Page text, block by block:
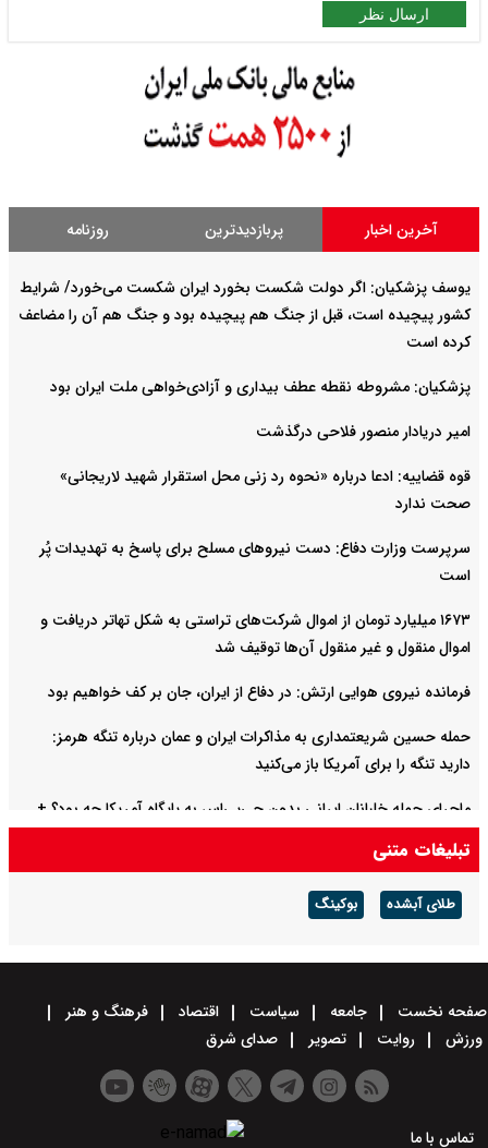
ارسال نظر
آخرین اخبار پربازدیدترین روزنامه
یوسف پزشکیان: اگر دولت شکست بخورد ایران شکست می‌خورد/ شرایط
کشور پیچیده است، قبل از جنگ هم پیچیده بود و جنگ هم آن را مضاعف‌
کرده است
پزشکیان: مشروطه نقطه عطف بیداری و آزادی‌خواهی ملت ایران بود
امیر دریادار منصور فلاحی درگذشت
قوه قضاییه: ادعا درباره «نحوه رد زنی محل استقرار شهید لاریجانی»
صحت ندارد
سرپرست وزارت دفاع: دست نیروهای مسلح برای پاسخ به تهدیدات پُر
است
۱۶۷۳ میلیارد تومان از اموال شرکت‌های تراستی به شکل تهاتر دریافت و
اموال منقول و غیر منقول آن‌ها توقیف شد
فرمانده نیروی هوایی ارتش: در دفاع از ایران، جان بر کف خواهیم بود
حمله حسین شریعتمداری به مذاکرات ایران و عمان درباره تنگه هرمز:
دارید تنگه را برای آمریکا باز می‌کنید
ماجرای حمله خلبانان ایرانی بدون جی‌پی‌اس به پایگاه آمریکا چه بود؟ +
تبلیغات متنی
طلای آبشده بوکینگ
صفحه نخست جامعه سیاست اقتصاد
فرهنگ و هنر
ورزش
روایت تصویر صدای شرق
تماس با ما